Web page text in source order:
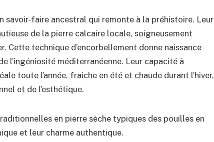
savoir-faire ancestral qui remonte à la préhistoire. Leur
de la pierre calcaire locale, soigneusement
Cette technique d’encorbellement donne naissance
l’ingéniosité méditerranéenne. Leur capacité à
toute l’année, fraiche en été et chaude durant l’hiver,
et de l’esthétique.